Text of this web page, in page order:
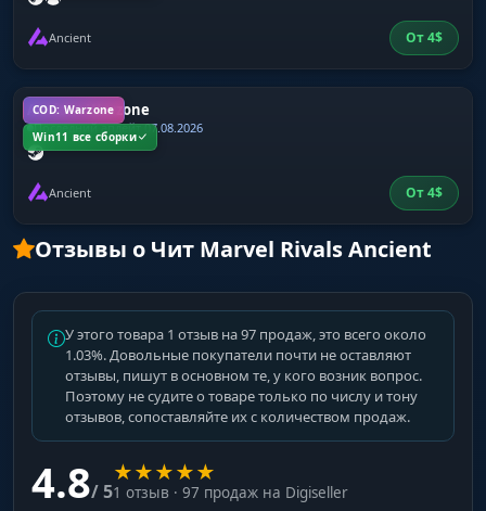
Ancient От4$
COD: Warzone
Win11 все сборки
Ancient Warzone
Последний апдейт 07.08.2026
Ancient От4$
Отзывы о Чит Marvel Rivals Ancient
У этого товара 1 отзыв на 97 продаж, это всего около
1.03%. Довольные покупатели почти не оставляют
отзывы, пишут в основном те, у кого возник вопрос.
Поэтому не судите о товаре только по числу и тону
отзывов, сопоставляйте их с количеством продаж.
4.8/ 5
★★★★★
1 отзыв · 97 продаж на Digiseller